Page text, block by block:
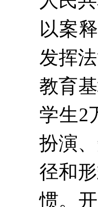
以案
发挥
教育
学生2
扮演
径和形
惯。